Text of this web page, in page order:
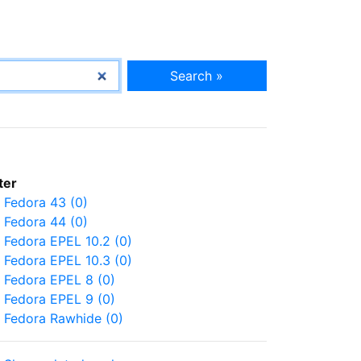
Search »
Fedora 43 (0)
Fedora 44 (0)
Fedora EPEL 10.2 (0)
Fedora EPEL 10.3 (0)
Fedora EPEL 8 (0)
Fedora EPEL 9 (0)
Fedora Rawhide (0)